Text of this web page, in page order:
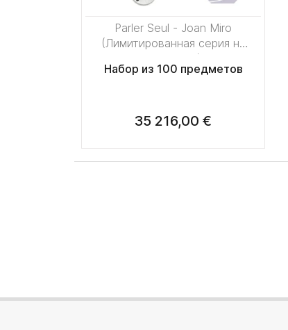
Parler Seul - Joan Miro
(Лимитированная серия на
100 пред.)
Набор из 100 предметов
35 216,00 €